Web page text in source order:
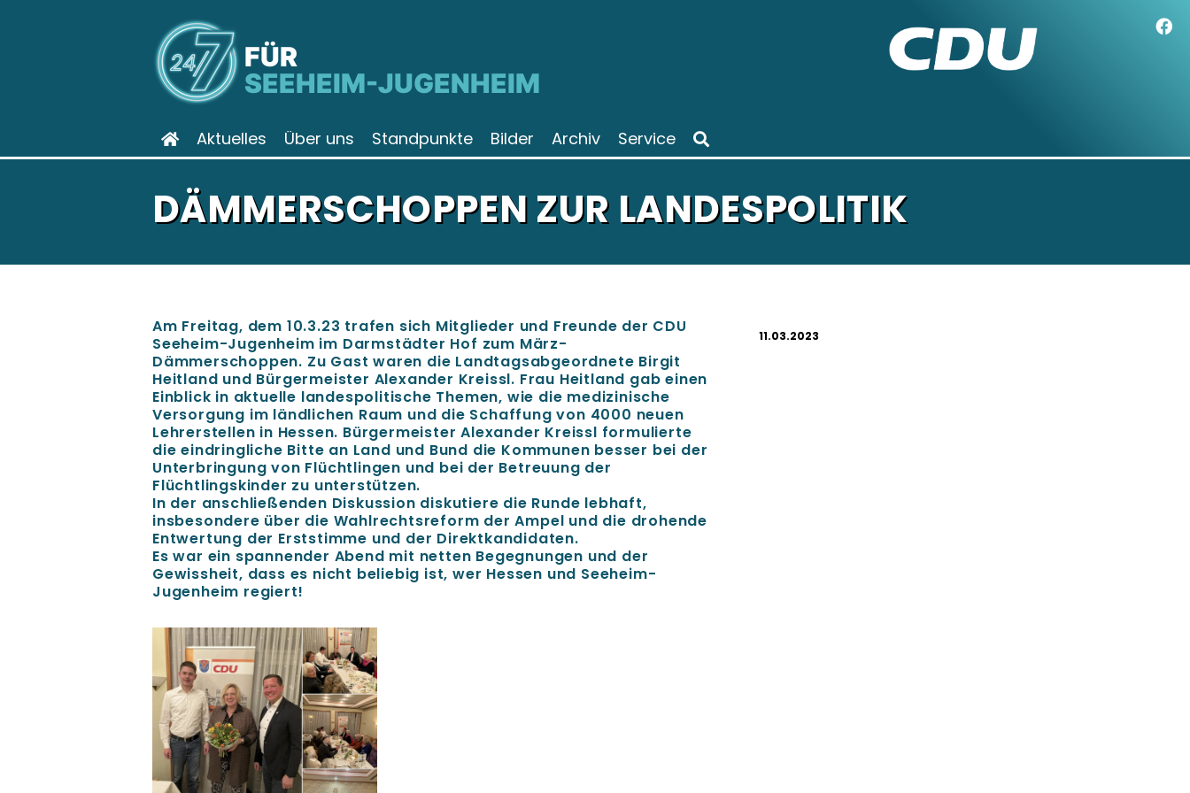
FÜR
SEEHEIM-JUGENHEIM
Aktuelles Über uns Standpunkte Bilder Archiv Service
DÄMMERSCHOPPEN ZUR LANDESPOLITIK
Am Freitag, dem 10.3.23 trafen sich Mitglieder und Freunde der CDU
Seeheim-Jugenheim im Darmstädter Hof zum März-
Dämmerschoppen. Zu Gast waren die Landtagsabgeordnete Birgit
Heitland und Bürgermeister Alexander Kreissl. Frau Heitland gab einen
Einblick in aktuelle landespolitische Themen, wie die medizinische
Versorgung im ländlichen Raum und die Schaffung von 4000 neuen
Lehrerstellen in Hessen. Bürgermeister Alexander Kreissl formulierte
die eindringliche Bitte an Land und Bund die Kommunen besser bei der
Unterbringung von Flüchtlingen und bei der Betreuung der
Flüchtlingskinder zu unterstützen.
In der anschließenden Diskussion diskutiere die Runde lebhaft,
insbesondere über die Wahlrechtsreform der Ampel und die drohende
Entwertung der Erststimme und der Direktkandidaten.
Es war ein spannender Abend mit netten Begegnungen und der
Gewissheit, dass es nicht beliebig ist, wer Hessen und Seeheim-
Jugenheim regiert!
11.03.2023